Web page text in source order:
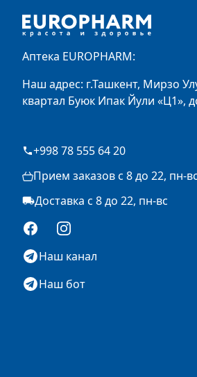
Аптека EUROPHARM:
Наш адрес: г.Ташкент, Мирзо
квартал Буюк Ипак Йули «Ц1»,
+998 78 555 64 20
Прием заказов с 8 до 22, пн-вс
Доставка с 8 до 22, пн-вс
FacebookInstagram
Наш канал
Наш бот